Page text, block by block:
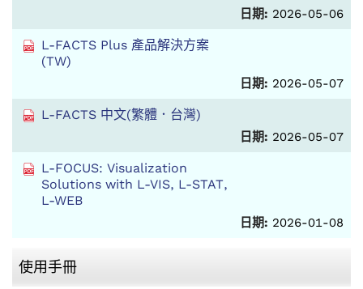
日期: 2026-05-06
L-FACTS Plus 產品解決方案
(TW)
日期: 2026-05-07
L-FACTS 中文(繁體．台灣)
日期: 2026-05-07
L-FOCUS: Visualization
Solutions with L-VIS, L-STAT,
L-WEB
日期: 2026-01-08
使用手冊